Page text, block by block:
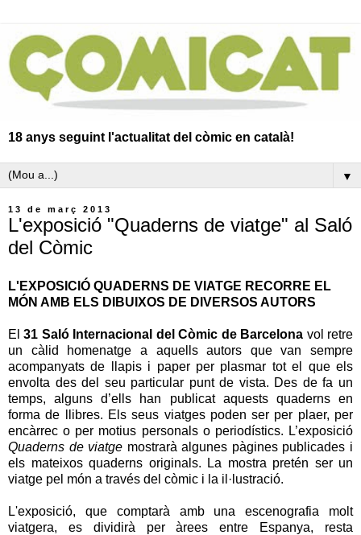
18 anys seguint l'actualitat del còmic en català!
▼
13 de març 2013
L'exposició "Quaderns de viatge" al Saló
del Còmic
L'EXPOSICIÓ QUADERNS DE VIATGE RECORRE EL
MÓN AMB ELS DIBUIXOS DE DIVERSOS AUTORS
El31 Saló Internacional del Còmic de Barcelona vol retre
un càlid homenatge a aquells autors que van sempre
acompanyats de llapis i paper per plasmar tot el que els
envolta des del seu particular punt de vista. Des de fa un
temps, alguns d’ells han publicat aquests quaderns en
forma de llibres. Els seus viatges poden ser per plaer, per
encàrrec o per motius personals o periodístics. L’exposició
Quaderns de viatge mostrarà algunes pàgines publicades i
els mateixos quaderns originals. La mostra pretén ser un
viatge pel món a través del còmic i la il·lustració.
L'exposició, que comptarà amb una escenografia molt
viatgera, es dividirà per àrees entre Espanya, resta